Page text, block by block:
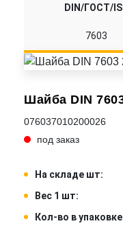
Шайба DIN
076037010200026
под заказ
На складе шт:
Вес 1 шт:
Кол-во в
DIN/ГОСТ/
7603